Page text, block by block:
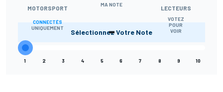
MOTORSPORT
CONNECTÉS
UNIQUEMENT
MA NOTE
-
LECTEURS
VOTEZ
POUR
VOIR
Sélectionnez Votre Note
1 2 3 4 5 6 7 8 9 10